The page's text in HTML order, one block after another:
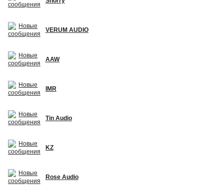
VERUM AUDIO
AAW
IMR
Tin Audio
KZ
Rose Audio